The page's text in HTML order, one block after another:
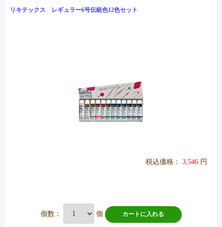
リキテックス レギュラー6号伝統色12色セット
税込価格： 3,546 円
個数： 個 カートに入れる